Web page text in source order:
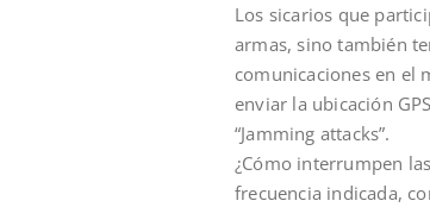
Los sicarios que
armas, sino también
comunicaciones en el
enviar la ubicación
“Jamming attacks”.
¿Cómo interrumpen
frecuencia indicada,